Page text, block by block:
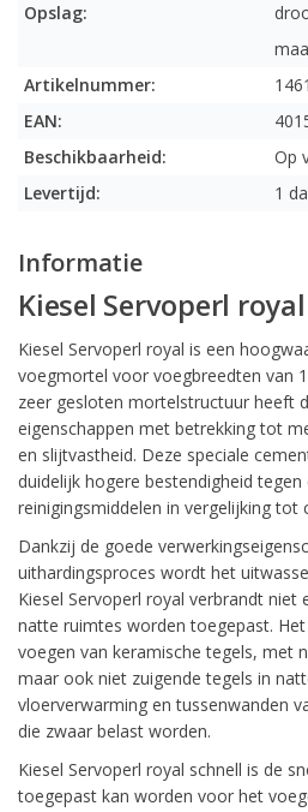
Opslag:
Artikelnummer:
EAN:
Beschikbaarheid:
Op
Levertijd:
1
Informatie
Kiesel Servoperl
Kiesel Servoperl royal is een
voegmortel voor voegbreedten van
zeer gesloten mortelstructuur heeft
eigenschappen met betrekking tot
en slijtvastheid. Deze speciale
duidelijk hogere bestendigheid tegen
reinigingsmiddelen in vergelijking
Dankzij de goede
uithardingsproces wordt het
Kiesel Servoperl royal verbrandt niet
natte ruimtes worden toegepast.
voegen van keramische tegels, met
maar ook niet zuigende tegels in
vloerverwarming en tussenwanden
die zwaar belast worden.
Kiesel Servoperl royal schnell is de
toegepast kan worden voor het